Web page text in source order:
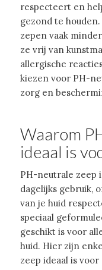
respecteert en
gezond te
zepen vaak
ze vrij van
allergische
kiezen voor PH-
zorg en
Waarom
ideaal is
PH-neutrale zeep
dagelijks gebruik,
van je huid
speciaal
geschikt is voor
huid. Hier zijn
zeep ideaal is